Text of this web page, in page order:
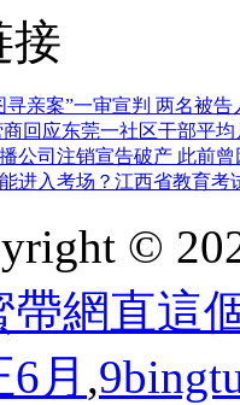
接
寻亲案”一审宣判 两名被告
回应东莞一社区干部平
公司注销宣告破产 此前
进入考场？江西省教育考
©
帶網直這
月 ,